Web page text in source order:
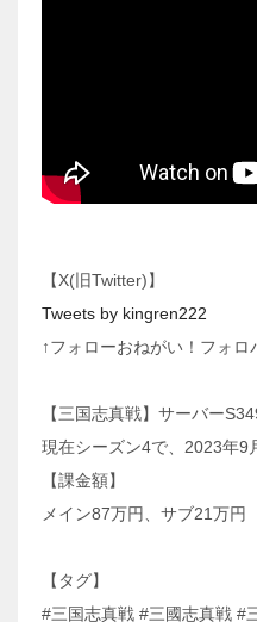
【X(旧Twitter)】
Tweets by kingren222
↑フォローおねがい！フォロ
【三国志真戦】サーバー
現在シーズン4で、2023年9
【課金額】
メイン87万円、サブ21万円
【タグ】
#三国志真戦 #三國志真戦 #